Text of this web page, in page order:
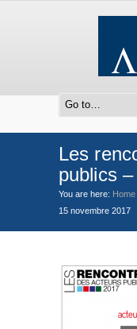
Les
publics
You are here: Home
15 novembre 2017